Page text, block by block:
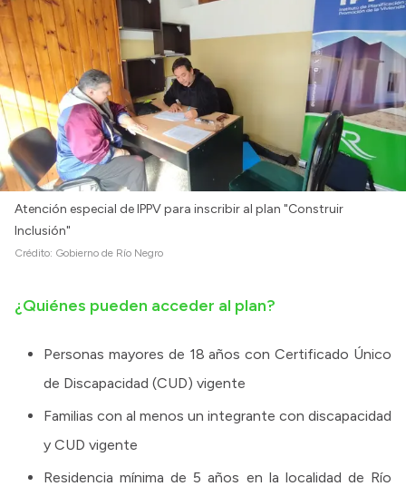
Atención especial de IPPV para inscribir al plan "Construir
Inclusión"
Crédito: Gobierno de Río Negro
¿Quiénes pueden acceder al plan?
Personas mayores de 18 años con Certificado Único
de Discapacidad (CUD) vigente
Familias con al menos un integrante con discapacidad
y CUD vigente
Residencia mínima de 5 años en la localidad de Río